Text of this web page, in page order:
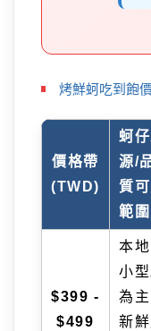
烤鮮蚵吃到飽
價格帶
(TWD)
蚵
源/
質
範圍
$399 -
$499
本
小型
為主
新